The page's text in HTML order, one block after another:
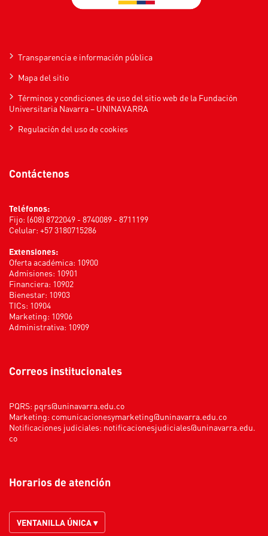
Transparencia e información pública
Mapa del sitio
Términos y condiciones de uso del sitio web de la Fundación
Universitaria Navarra – UNINAVARRA
Regulación del uso de cookies
Contáctenos
Teléfonos:
Fijo: (608) 8722049 - 8740089 - 8711199
Celular: +57 3180715286
Extensiones:
Oferta académica: 10900
Admisiones: 10901
Financiera: 10902
Bienestar: 10903
TICs: 10904
Marketing: 10906
Administrativa: 10909
Correos institucionales
PQRS: pqrs@uninavarra.edu.co
Marketing: comunicacionesymarketing@uninavarra.edu.co
Notificaciones judiciales: notificacionesjudiciales@uninavarra.edu.
co
Horarios de atención
VENTANILLA ÚNICA ▾